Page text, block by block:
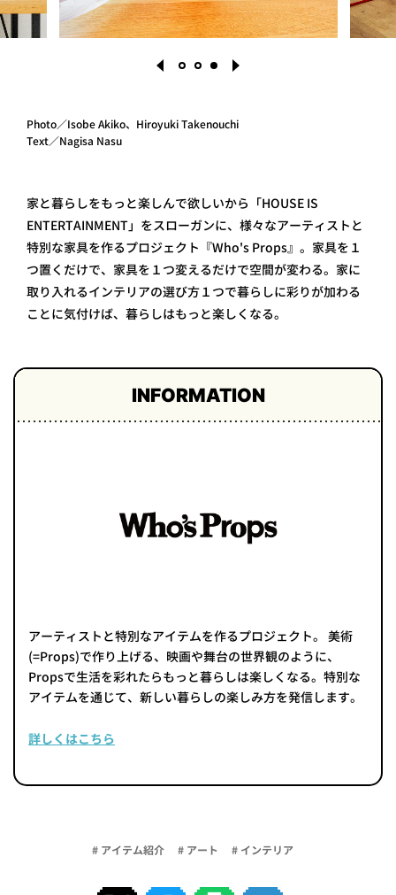
Photo／Isobe Akiko、Hiroyuki Takenouchi
Text／Nagisa Nasu
家と暮らしをもっと楽しんで欲しいから「HOUSE IS
ENTERTAINMENT」をスローガンに、様々なアーティストと
特別な家具を作るプロジェクト『Who's Props』。家具を１
つ置くだけで、家具を１つ変えるだけで空間が変わる。家に
取り入れるインテリアの選び方１つで暮らしに彩りが加わる
ことに気付けば、暮らしはもっと楽しくなる。
INFORMATION
アーティストと特別なアイテムを作るプロジェクト。 美術
(=Props)で作り上げる、映画や舞台の世界観のように、
Propsで生活を彩れたらもっと暮らしは楽しくなる。特別な
アイテムを通じて、新しい暮らしの楽しみ方を発信します。
詳しくはこちら
# アイテム紹介 # アート # インテリア